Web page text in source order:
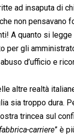
ad insaputa di
non pensavano
A quanto si
per gli
d’ufficio e
altre realtà
sia troppo dura.
trincea sul
carriere” è